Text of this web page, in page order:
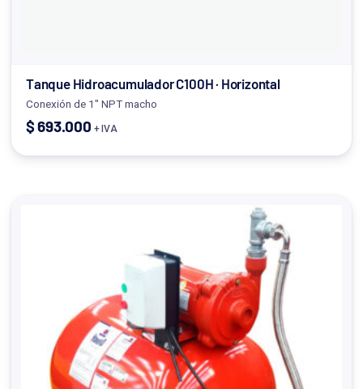
Tanque Hidroacumulador C100H · Horizontal
Conexión de 1" NPT macho
$693.000 + IVA